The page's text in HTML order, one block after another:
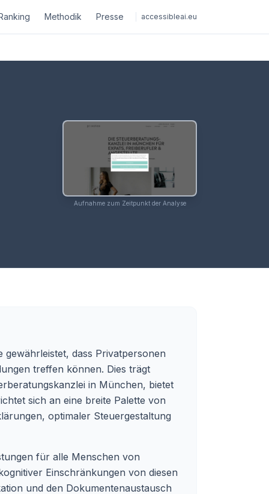
Methodik Presse accessibleai.eu
Aufnahme zum Zeitpunkt der Analyse
gewährleistet, dass Privatpersonen
treffen können. Dies trägt
in München, bietet
sich an eine breite Palette von
optimaler Steuergestaltung
für alle Menschen von
Einschränkungen von diesen
und den Dokumentenaustausch